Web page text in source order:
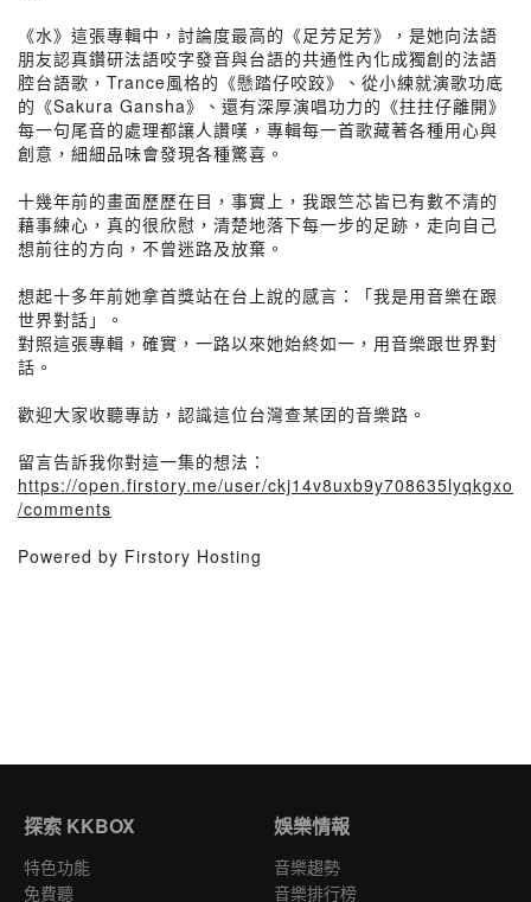
《水》這張專輯中，討論度最高的《足芳足芳》，是她向法語
朋友認真鑽研法語咬字發音與台語的共通性內化成獨創的法語
腔台語歌，Trance風格的《懸踏仔咬跤》、從小練就演歌功底
的《Sakura Gansha》、還有深厚演唱功力的《拄拄仔離開》
每一句尾音的處理都讓人讚嘆，專輯每一首歌藏著各種用心與
創意，細細品味會發現各種驚喜。
十幾年前的畫面歷歷在目，事實上，我跟竺芯皆已有數不清的
藉事練心，真的很欣慰，清楚地落下每一步的足跡，走向自己
想前往的方向，不曾迷路及放棄。
想起十多年前她拿首獎站在台上說的感言：「我是用音樂在跟
世界對話」。
對照這張專輯，確實，一路以來她始終如一，用音樂跟世界對
話。
歡迎大家收聽專訪，認識這位台灣查某囝的音樂路。
留言告訴我你對這一集的想法：
https://open.firstory.me/user/ckj14v8uxb9y708635lyqkgxo
/comments
Powered by Firstory Hosting
探索 KKBOX
特色功能
免費聽
娛樂情報
音樂趨勢
音樂排行榜